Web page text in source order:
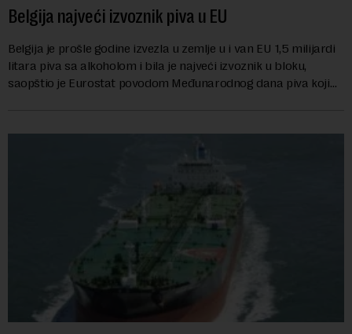
Belgija najveći izvoznik piva u EU
Belgija je prošle godine izvezla u zemlje u i van EU 1,5 milijardi
litara piva sa alkoholom i bila je najveći izvoznik u bloku,
saopštio je Eurostat povodom Međunarodnog dana piva koji